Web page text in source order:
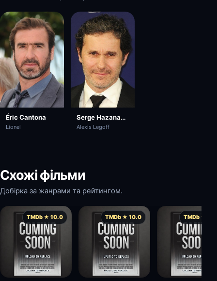
Éric Cantona
Lionel
Serge Hazanavicius
Alexis Legoff
Схожі фільми
Добірка за жанрами та рейтингом.
TMDb ★ 10.0 TMDb ★ 10.0 TMDb ★